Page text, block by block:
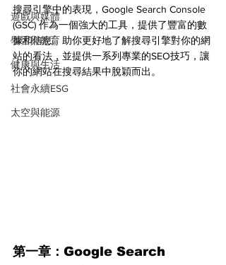
遊戲與媒體
學習與教育
健康與生活
社會永續ESG
太空與能源
搜尋引擎中的表現，Google Search Console
(GSC) 作為一個強大的工具，提供了豐富的數
據和信息。助你更好地了解搜尋引擎對你的網
站的看法，並提供一系列專業的SEO技巧，讓
你的網站在搜尋結果中脫穎而出。
第一章：Google Search